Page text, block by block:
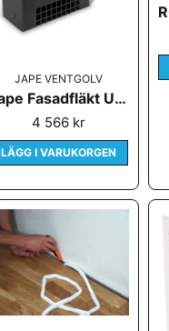
JAPE VENTGOLV
Jape Fasadfläkt UTV 80
4 566 kr
LÄGG I VARUKORGEN